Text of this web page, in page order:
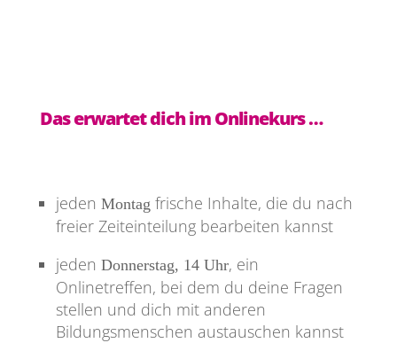
Das erwartet dich im Onlinekurs …
jeden Montag frische Inhalte, die du nach
freier Zeiteinteilung bearbeiten kannst
jeden Donnerstag, 14 Uhr, ein
Onlinetreffen, bei dem du deine Fragen
stellen und dich mit anderen
Bildungsmenschen austauschen kannst